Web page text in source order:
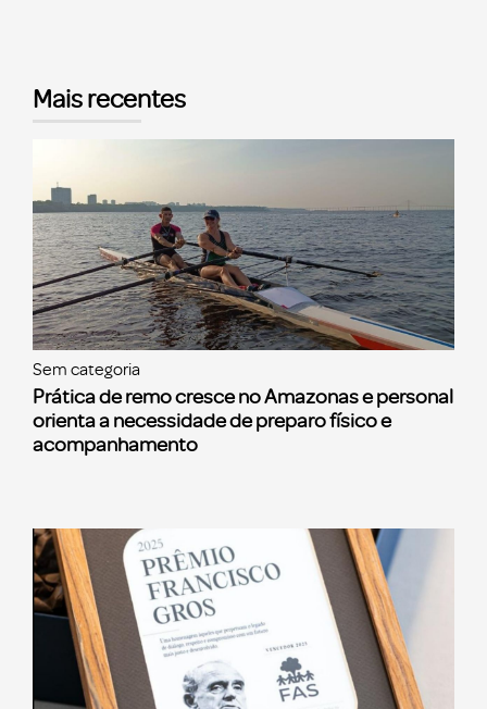
Mais recentes
Sem categoria
Prática de remo cresce no Amazonas e personal
orienta a necessidade de preparo físico e
acompanhamento